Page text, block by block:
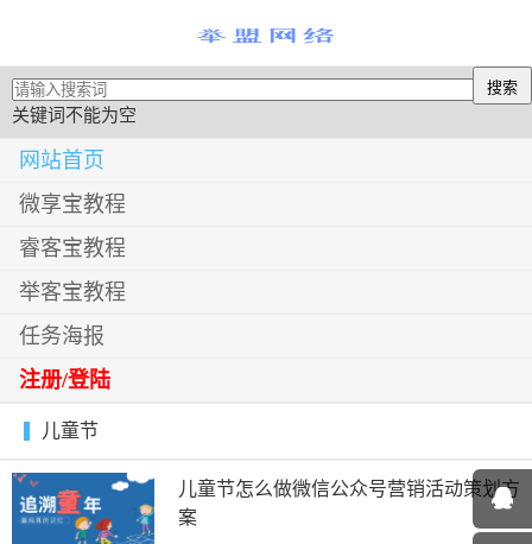
关键词不能为空
网站首页
微享宝教程
睿客宝教程
举客宝教程
任务海报
注册/登陆
儿童节
儿童节怎么做微信公众号营销活动策划方
案